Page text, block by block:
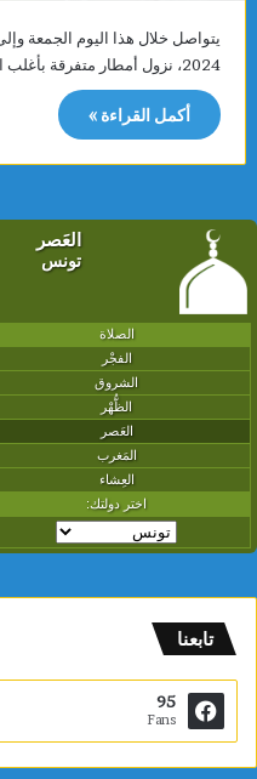
2024، نزول أمطار متفرقة بأغلب الجهات وتكون…
أكمل القراءة »
تابعنا
95
Fans